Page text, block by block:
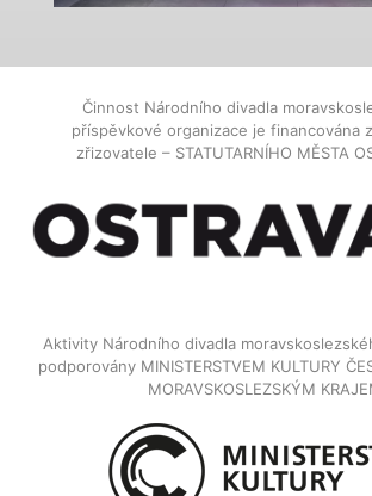
Činnost Národního divadla
příspěvkové organizace je financována
zřizovatele – STATUTARNÍHO MĚSTA
Aktivity Národního divadla
podporovány MINISTERSTVEM KULTURY
MORAVSKOSLEZSKÝM